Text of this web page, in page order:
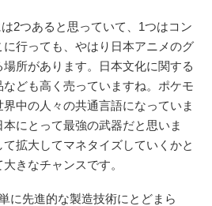
2つあると思っていて、1つはコン
行っても、やはり日本アニメのグ
所があります。日本文化に関する
ども高く売っていますね。ポケモ
中の人々の共通言語になっていま
にとって最強の武器だと思いま
拡大してマネタイズしていくかと
きなチャンスです。
に先進的な製造技術にとどまら